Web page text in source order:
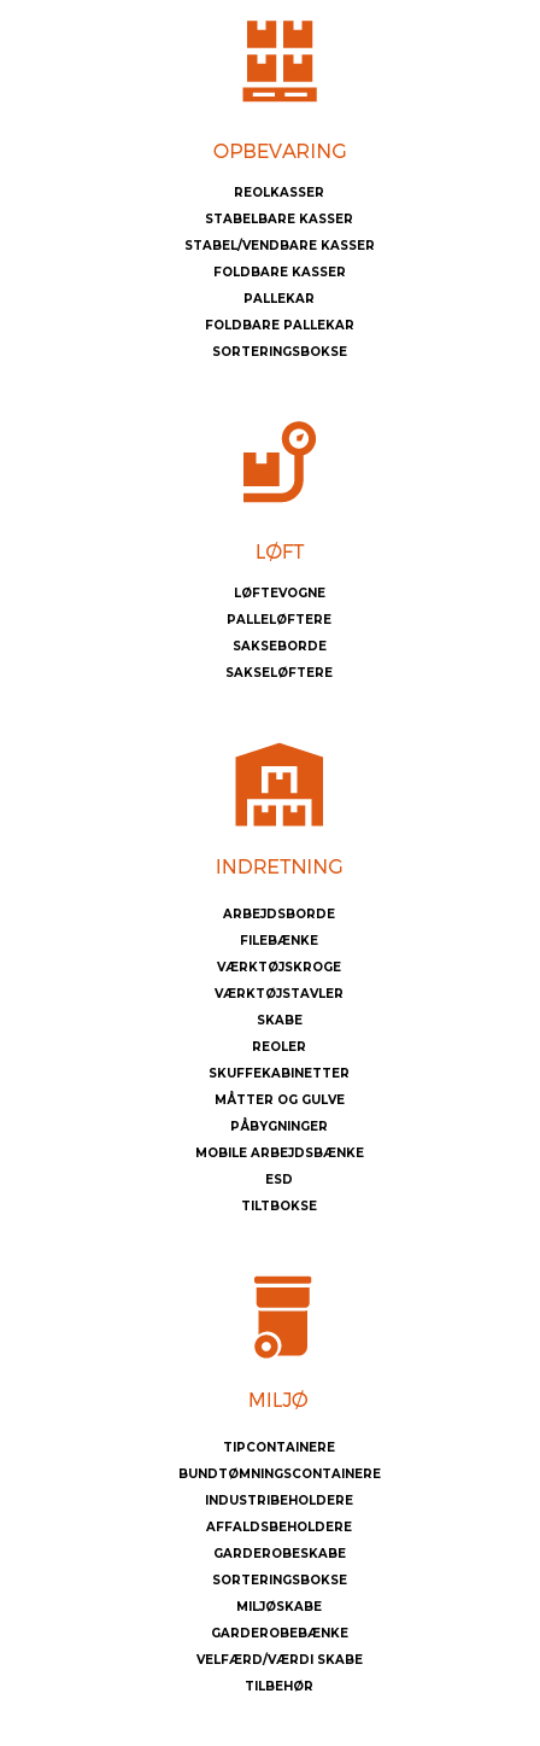
REOLKASSER
STABELBARE KASSER
STABEL/VENDBARE KASSER
FOLDBARE KASSER
PALLEKAR
FOLDBARE PALLEKAR
SORTERINGSBOKSE
LØFTEVOGNE
PALLELØFTERE
SAKSEBORDE
SAKSELØFTERE
ARBEJDSBORDE
FILEBÆNKE
VÆRKTØJSKROGE
VÆRKTØJSTAVLER
SKABE
REOLER
SKUFFEKABINETTER
MÅTTER OG GULVE
PÅBYGNINGER
MOBILE ARBEJDSBÆNKE
ESD
TILTBOKSE
TIPCONTAINERE
BUNDTØMNINGSCONTAINERE
INDUSTRIBEHOLDERE
AFFALDSBEHOLDERE
GARDEROBESKABE
SORTERINGSBOKSE
MILJØSKABE
GARDEROBEBÆNKE
VELFÆRD/VÆRDI SKABE
TILBEHØR